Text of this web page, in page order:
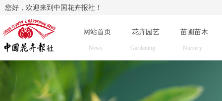
您好，欢迎来到中国花卉报社！
网站首页 花卉园艺 苗圃苗木
News Gardening Nursery